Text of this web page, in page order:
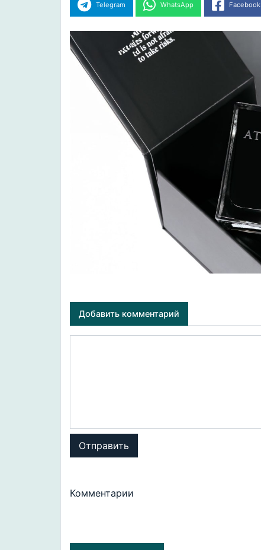
Telegram WhatsApp Facebook
Добавить комментарий
Отправить
Комментарии